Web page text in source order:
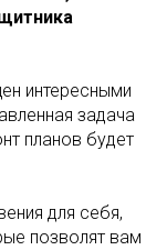
интересными
задача
планов будет
для себя,
позволят вам